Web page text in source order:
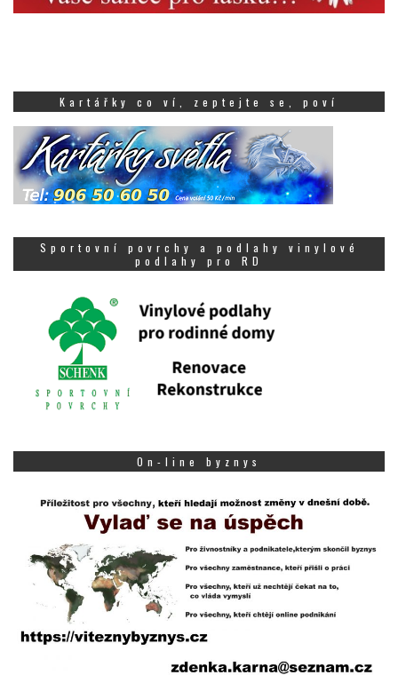
Kartářky co ví, zeptejte se, poví
Sportovní povrchy a podlahy vinylové
podlahy pro RD
On-line byznys